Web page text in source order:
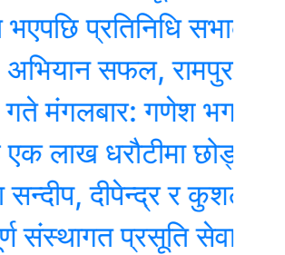
प्रतिनिधि सभाको बैठक
सफल, रामपुरको घुम्ती
गणेश भगवानकाे
धरौटीमा छोड्न विशेष
दीपेन्द्र र कुशल खेल्ने
प्रसूति सेवायुक्त